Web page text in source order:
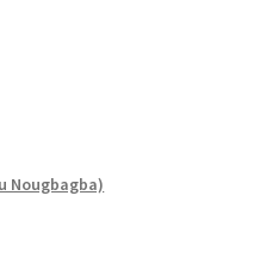
Nougbagba)